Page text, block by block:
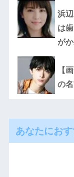
浜
は
が
【
の
あなたにおす